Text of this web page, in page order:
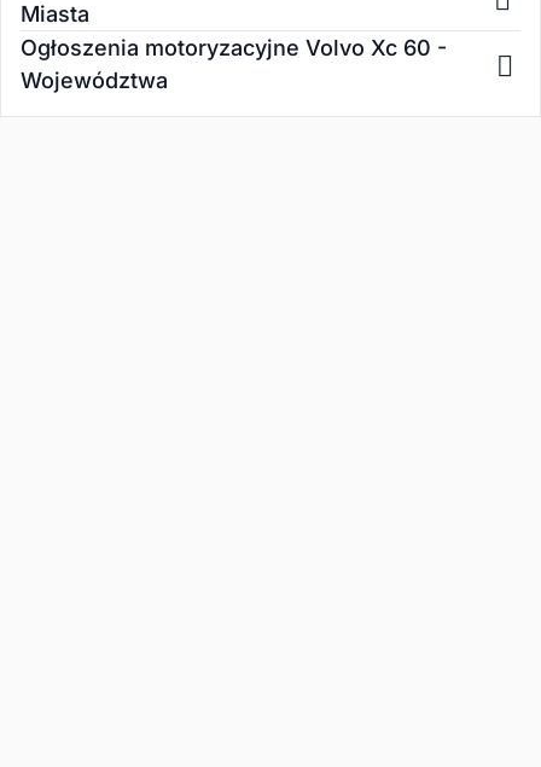
Miasta
Ogłoszenia motoryzacyjne Volvo Xc 60 -
Województwa